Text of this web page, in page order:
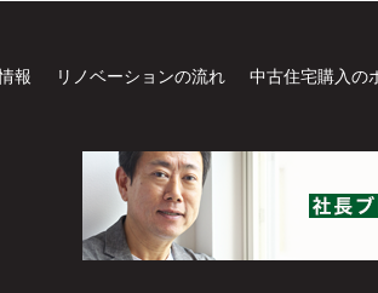
報 リノベーションの流れ 中古住宅購入の